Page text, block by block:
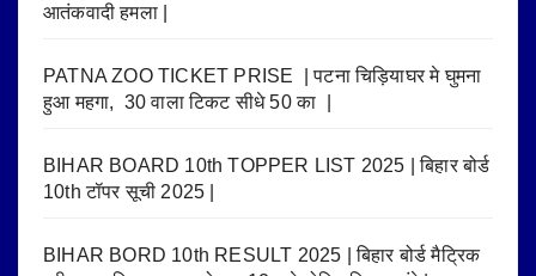
आतंकवादी हमला |
PATNA ZOO TICKET PRISE | पटना चिड़ियाघर मे घुमना
हुआ महगा, 30 वाला टिकट सीधे 50 का |
BIHAR BOARD 10th TOPPER LIST 2025 | बिहार बोर्ड
10th टॉपर सूची 2025 |
BIHAR BORD 10th RESULT 2025 | बिहार बोर्ड मैट्रिक